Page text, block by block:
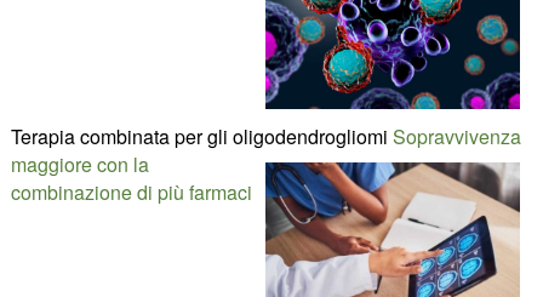
Terapia combinata per gli oligodendrogliomi Sopravvivenza
maggiore con la
combinazione di più farmaci